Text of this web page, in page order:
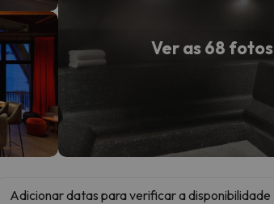
Ver as 68 fotos
Adicionar datas para verificar a disponibilidade